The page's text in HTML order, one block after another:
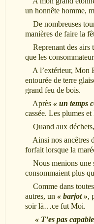
un honnête homme,
De nombreuses
manières de faire la
Reprenant des airs
que les
A l’extérieur, Mon
entourée de terre
grand feu de bois.
Après « un temps
cassée. Les plumes
Quand aux déchets,
Ainsi nos ancêtres
forfait lorsque la
Nous menions une
consommaient plus
Comme dans
autres, un « barjot »,
soir là…ce fut Moi.
« T’es pas